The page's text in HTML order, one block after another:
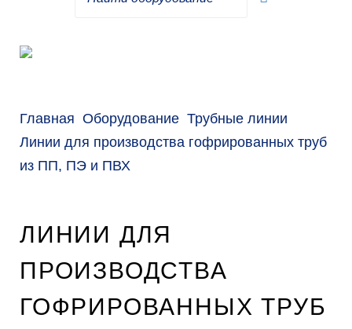
Главная Оборудование Трубные линии
Линии для производства гофрированных труб
из ПП, ПЭ и ПВХ
ЛИНИИ ДЛЯ
ПРОИЗВОДСТВА
ГОФРИРОВАННЫХ ТРУБ